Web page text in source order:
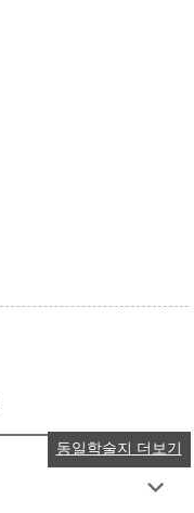
동일학술지 더보기